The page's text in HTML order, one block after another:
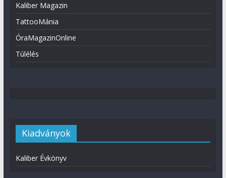
Kaliber Magazin
TattooMánia
ÓraMagazinOnline
Túlélés
Kiadványok
Kaliber Évkönyv